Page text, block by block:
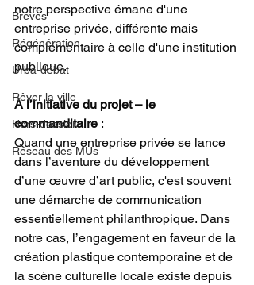
Brèves
Régénération
Urba-débat
Rêver la ville
Hors-dossier
Réseau des MUs
notre perspective émane d'une
entreprise privée, différente mais
complémentaire à celle d'une institution
publique.
À l’initiative du projet – le
commanditaire :
Quand une entreprise privée se lance
dans l’aventure du développement
d’une œuvre d’art public, c'est souvent
une démarche de communication
essentiellement philanthropique. Dans
notre cas, l’engagement en faveur de la
création plastique contemporaine et de
la scène culturelle locale existe depuis